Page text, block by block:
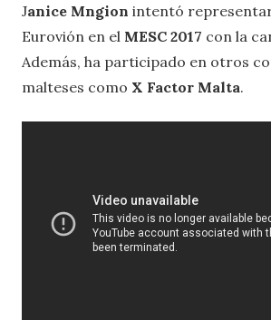
Janice Mngion intentó
Eurovión en el MESC 2017 con la
Además, ha participado en otros
malteses como X Factor Malta.